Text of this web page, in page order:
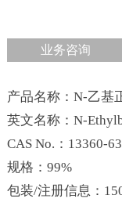
业务咨询
产品名称：N-乙基
英文名称：N-
CAS No.：13360-
规格：99%
包装/注册信息：